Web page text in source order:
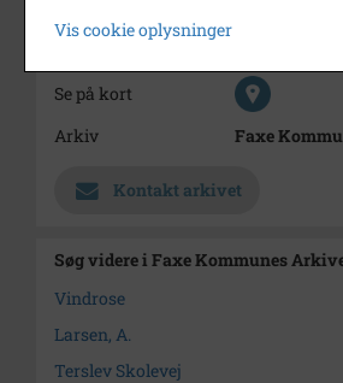
Se på kort
Arkiv
Faxe
Kontakt arkivet
Søg videre i Faxe Kommunes
Vindrose
Larsen, A.
Terslev Skolevej
Vis cookie oplysninger